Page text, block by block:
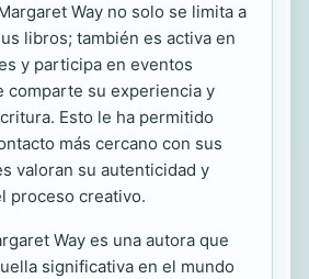
Way no solo se limita a
libros; también es activa en
y participa en eventos
comparte su experiencia y
Esto le ha permitido
más cercano con sus
valoran su autenticidad y
proceso creativo.
Way es una autora que
significativa en el mundo